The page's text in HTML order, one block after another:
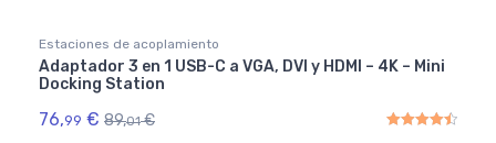
Estaciones de acoplamiento
Adaptador 3 en 1 USB-C a VGA, DVI y HDMI – 4K – Mini
Docking Station
76,99 € 89,01 €